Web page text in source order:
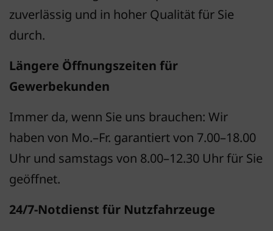
zuverlässig und in hoher Qualität für Sie
durch.
Längere Öffnungszeiten für
Gewerbekunden
Immer da, wenn Sie uns brauchen: Wir
haben von Mo.–Fr. garantiert von 7.00–18.00
Uhr und samstags von 8.00–12.30 Uhr für Sie
geöffnet.
24/7-Notdienst für Nutzfahrzeuge